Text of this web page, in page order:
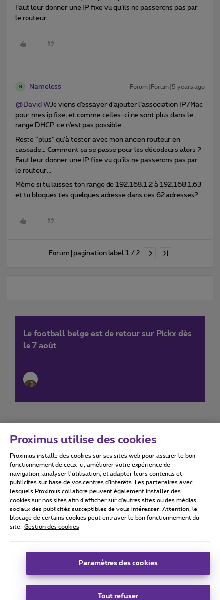
Faut leur donner une IP fixe vu qu’ils ne passerons pas par
le routeur...
N Nameless Forum|Forum|5 years ago
@David WJe viens d’essayer d’ajouter l’association IP/Mac
pour mes ip fixe, et comme celles-ci ne sont plus dans le
range DHCP, ce n’est pas possible…
Reste “plus” qu’à tester avec mon ancien routeur en
cascade… Comment ça se passe pour les décodeurs alors ?
Faut leur donner une IP fixe vu qu’ils ne passerons pas par
le routeur...
Mème si tu laisses ton range de 192.168.1.2 à 192.168.1.63
et tu bloques tes quelques adresse dans ces 62 adresses?
Forum|pagination.label 1 / 2
Le football belge est de retour sur Pickx dès
le 7 août
Conditions d'utilisation Accessibility statement
Tous droits réservés. © 2026
Conditions générales, info consommateur
Coordonnées de l’entreprise
Boulevard du Roi Albert II 27 - B-1030 Bruxelles.
Proximus utilise des cookies
Proximus installe des cookies sur ses sites web pour assurer le bon
fonctionnement de ceux-ci, améliorer votre expérience de
navigation, analyser l’utilisation, et adapter leurs contenus et
publicités sur base de vos centres d’intérêts. Les partenaires avec
lesquels Proximus collabore peuvent également installer des
cookies sur nos sites afin d’afficher sur d'autres sites ou des médias
sociaux des publicités susceptibles de vous intéresser. Attention, le
blocage de certains cookies peut entraver le bon fonctionnement du
site.
Gestion des cookies
Paramètres des cookies
Tout refuser